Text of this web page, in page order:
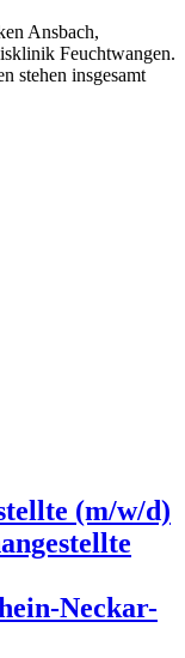
Ansbach,
Feuchtwangen.
stehen insgesamt
(m/w/d)
Neckar-